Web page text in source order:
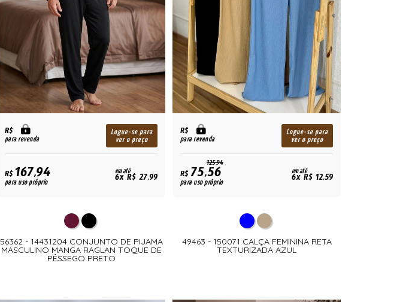
R$
para revenda
Logue-se para
ver o preço
R$167,94
para uso próprio
em até
6x R$ 27,99
56362 - 14431204 CONJUNTO DE PIJAMA
MASCULINO MANGA RAGLAN TOQUE DE
PÊSSEGO PRETO
R$
para revenda
Logue-se para
ver o preço
125,94
R$75,56
para uso próprio
em até
6x R$ 12,59
49463 - 150071 CALÇA FEMININA RETA
TEXTURIZADA AZUL